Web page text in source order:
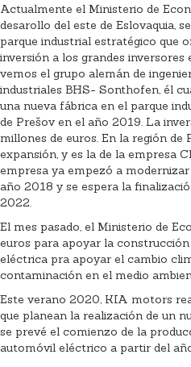
Actualmente el Ministerio de
desarollo del este de Eslovaquia,
parque industrial estratégico que
inversión a los grandes inversores
vemos el grupo alemán de
industriales BHS- Sonthofen, él
una nueva fábrica en el parque
de Prešov en el año 2019. La
millones de euros. En la región
expansión, y es la de la empresa
empresa ya empezó a
año 2018 y se espera la
2022.
El mes pasado, el Ministerio de
euros para apoyar la
eléctrica pra apoyar el cambio
contaminación en el medio
Este verano 2020, KIA motors
que planean la realización de un
se prevé el comienzo de la
automóvil eléctrico a partir del